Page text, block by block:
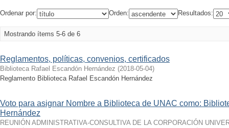
Ordenar por: Orden: Resultados:
Mostrando ítems 5-6 de 6
Reglamentos, políticas, convenios, certificados
Biblioteca Rafael Escandón Hernández (2018-05-04)
Reglamento Biblioteca Rafael Escandón Hernández
Voto para asignar Nombre a Biblioteca de UNAC como:
Hernández
REUNIÓN ADMINISTRATIVA-CONSULTIVA DE LA CORPORACIÓN